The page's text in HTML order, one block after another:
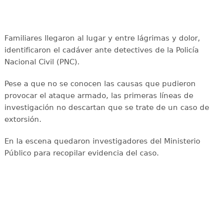
Familiares llegaron al lugar y entre lágrimas y dolor,
identificaron el cadáver ante detectives de la Policía
Nacional Civil (PNC).
Pese a que no se conocen las causas que pudieron
provocar el ataque armado, las primeras líneas de
investigación no descartan que se trate de un caso de
extorsión.
En la escena quedaron investigadores del Ministerio
Público para recopilar evidencia del caso.